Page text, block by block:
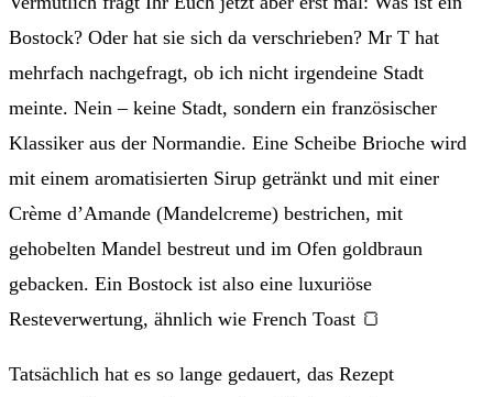
Bostock? Oder hat sie sich da verschrieben? Mr T hat
mehrfach nachgefragt, ob ich nicht irgendeine Stadt
meinte. Nein – keine Stadt, sondern ein französischer
Klassiker aus der Normandie. Eine Scheibe Brioche wird
mit einem aromatisierten Sirup getränkt und mit einer
Crème d’Amande (Mandelcreme) bestrichen, mit
gehobelten Mandel bestreut und im Ofen goldbraun
gebacken. Ein Bostock ist also eine luxuriöse
Resteverwertung, ähnlich wie French Toast 🍞
Tatsächlich hat es so lange gedauert, das Rezept